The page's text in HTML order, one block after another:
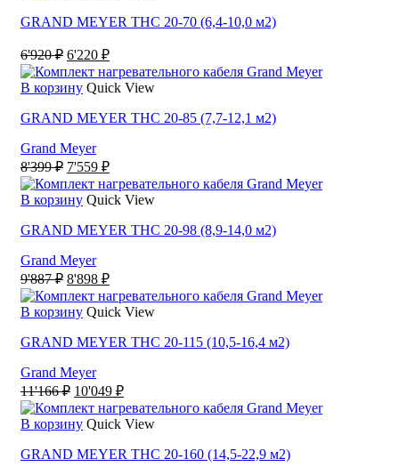
GRAND MEYER THC 20-70 (6,4-10,0 м2)
6'920₽ Первоначальная
цена
составляла
6'220 ₽Текущая
цена:
6'220 ₽.
В корзину Quick View
GRAND MEYER THC 20-85 (7,7-12,1 м2)
Grand Meyer
8'399₽ Первоначальная
цена
составляла
7'559 ₽Текущая
цена:
7'559 ₽.
В корзину Quick View
GRAND MEYER THC 20-98 (8,9-14,0 м2)
Grand Meyer
9'887₽ Первоначальная
цена
составляла
8'898 ₽Текущая
цена:
8'898 ₽.
В корзину Quick View
GRAND MEYER THC 20-115 (10,5-16,4 м2)
Grand Meyer
11'166₽ Первоначальная
цена
составляла
10'049 ₽Текущая
цена:
10'049 ₽.
В корзину Quick View
GRAND MEYER THC 20-160 (14,5-22,9 м2)